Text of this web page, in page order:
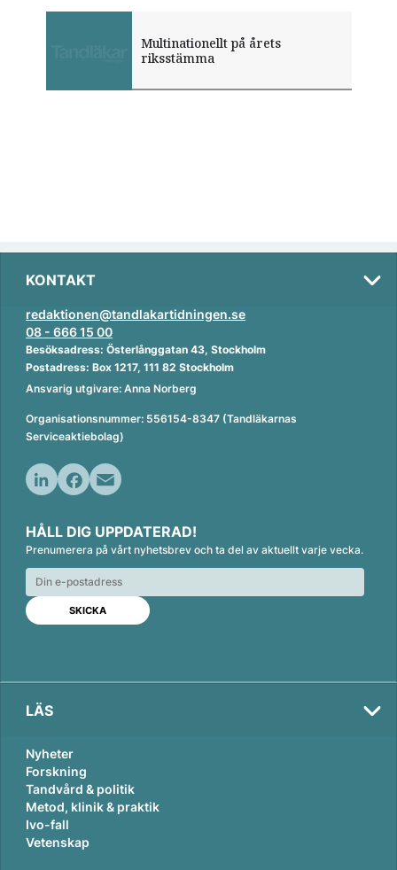
Multinationellt på årets
riksstämma
KONTAKT
redaktionen@tandlakartidningen.se
08 - 666 15 00
Besöksadress: Österlånggatan 43, Stockholm
Postadress: Box 1217, 111 82 Stockholm
Ansvarig utgivare: Anna Norberg
Organisationsnummer: 556154-8347 (Tandläkarnas
Serviceaktiebolag)
n
k
e
d
n
c
e
b
o
o
k
a
i
l
HÅLL DIG UPPDATERAD!
Prenumerera på vårt nyhetsbrev och ta del av aktuellt varje vecka.
LÄS
Nyheter
Forskning
Tandvård & politik
Metod, klinik & praktik
Ivo-fall
Vetenskap